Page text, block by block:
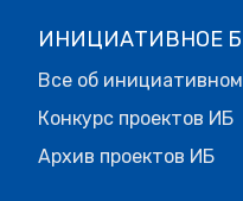
ИНИЦИАТИВНОЕ
Все об
Конкурс проектов ИБ
Архив проектов ИБ